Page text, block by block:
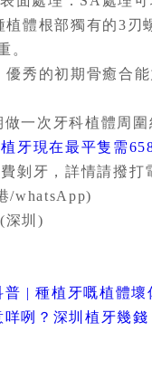
根部獨有的3刃螺
。
的初期骨癒合能
次牙科植體周圍
牙現在最平隻需
剝牙，詳情請撥打
whatsApp)
圳)
| 種植牙嘅植體壞
咧？深圳植牙幾錢